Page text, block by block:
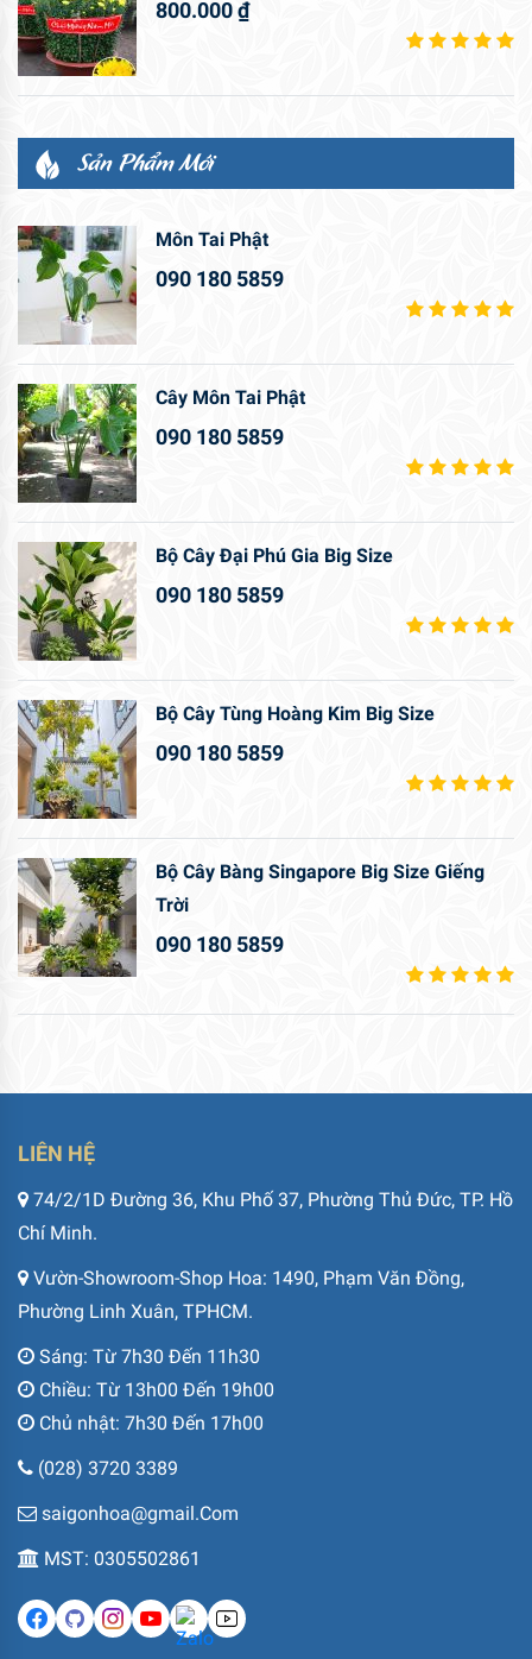
800.000₫
Sản Phẩm Mới
Môn Tai Phật
090 180 5859
Cây Môn Tai Phật
090 180 5859
Bộ Cây Đại Phú Gia Big Size
090 180 5859
Bộ Cây Tùng Hoàng Kim Big Size
090 180 5859
Bộ Cây Bàng Singapore Big Size Giếng
Trời
090 180 5859
LIÊN HỆ
74/2/1D Đường 36, Khu Phố 37, Phường Thủ Đức, TP. Hồ
Chí Minh.
Vườn-Showroom-Shop Hoa: 1490, Phạm Văn Đồng,
Phường Linh Xuân, TPHCM.
Sáng: Từ 7h30 Đến 11h30
Chiều: Từ 13h00 Đến 19h00
Chủ nhật: 7h30 Đến 17h00
(028) 3720 3389
saigonhoa@gmail.Com
MST: 0305502861